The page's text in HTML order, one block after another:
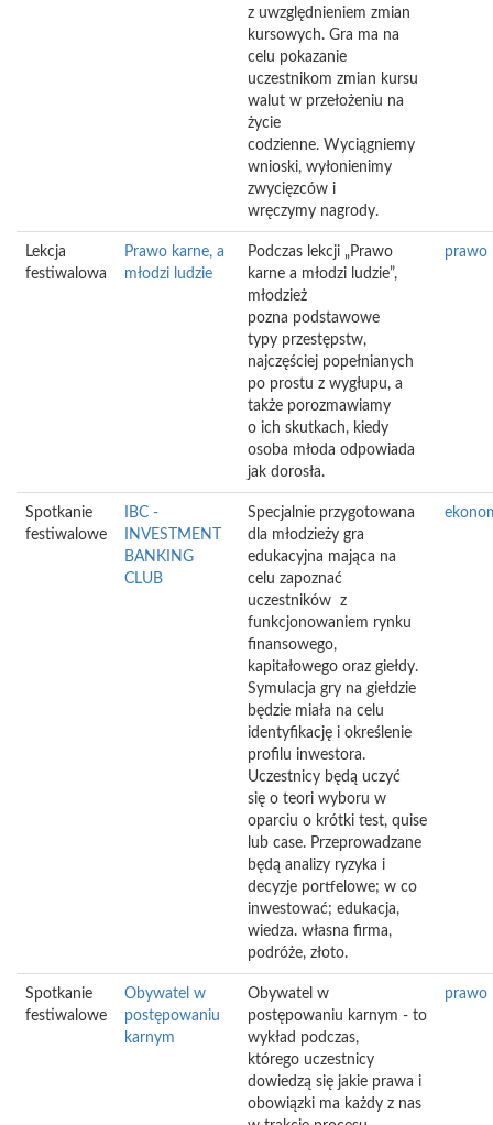
z uwzględnieniem zmian
kursowych. Gra ma na
celu pokazanie
uczestnikom zmian kursu
walut w przełożeniu na
życie
codzienne. Wyciągniemy
wnioski, wyłonienimy
zwycięzców i
wręczymy nagrody.
Lekcja
festiwalowa
Prawo karne, a
młodzi ludzie
Podczas lekcji „Prawo
karne a młodzi ludzie”,
młodzież
pozna podstawowe
typy przestępstw,
najczęściej popełnianych
po prostu z wygłupu, a
także porozmawiamy
o ich skutkach, kiedy
osoba młoda odpowiada
jak dorosła.
prawo
Spotkanie
festiwalowe
IBC -
INVESTMENT
BANKING
CLUB
Specjalnie przygotowana
dla młodzieży gra
edukacyjna mająca na
celu zapoznać
uczestników z
funkcjonowaniem rynku
finansowego,
kapitałowego oraz giełdy.
Symulacja gry na giełdzie
będzie miała na celu
identyfikację i określenie
profilu inwestora.
Uczestnicy będą uczyć
się o teori wyboru w
oparciu o krótki test, quise
lub case. Przeprowadzane
będą analizy ryzyka i
decyzje portfelowe; w co
inwestować; edukacja,
wiedza. własna firma,
podróże, złoto.
Spotkanie
festiwalowe
Obywatel w
postępowaniu
karnym
Obywatel w
postępowaniu karnym - to
wykład podczas,
którego uczestnicy
dowiedzą się jakie prawa i
obowiązki ma każdy z nas
prawo